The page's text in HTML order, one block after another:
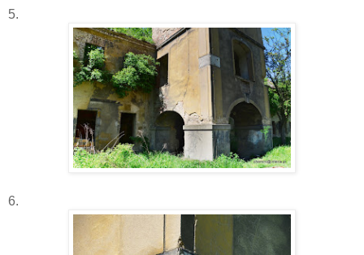
5.
6.